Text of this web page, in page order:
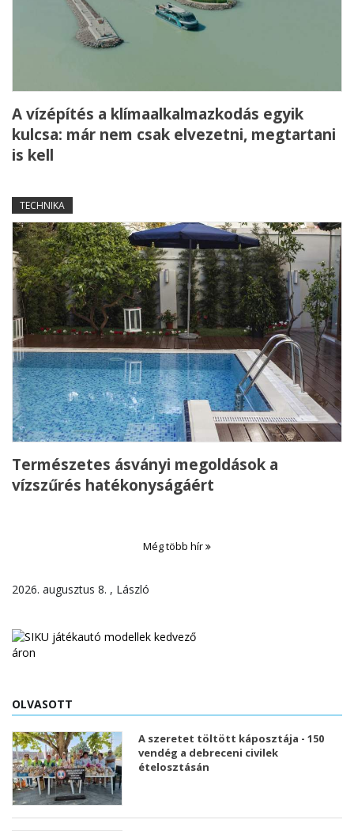
A vízépítés a klímaalkalmazkodás egyik
kulcsa: már nem csak elvezetni, megtartani
is kell
TECHNIKA
Természetes ásványi megoldások a
vízszűrés hatékonyságáért
Még több hír
2026. augusztus 8. , László
OLVASOTT
A szeretet töltött káposztája - 150
vendég a debreceni civilek
ételosztásán